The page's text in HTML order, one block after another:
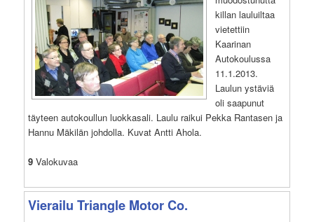
killan lauluiltaa
vietettiin
Kaarinan
Autokoulussa
11.1.2013.
Laulun ystäviä
oli saapunut
täyteen autokoullun luokkasali. Laulu raikui Pekka Rantasen ja
Hannu Mäkilän johdolla. Kuvat Antti Ahola.
9 Valokuvaa
Vierailu Triangle Motor Co.